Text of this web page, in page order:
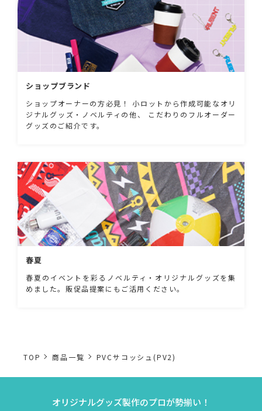
ショップブランド
ショップオーナーの方必見！ 小ロットから作成可能なオリ
ジナルグッズ・ノベルティの他、 こだわりのフルオーダー
グッズのご紹介です。
春夏
春夏のイベントを彩るノベルティ・オリジナルグッズを集
めました。販促品提案にもご活用ください。
TOP 商品一覧 PVCサコッシュ(PV2)
オリジナルグッズ製作のプロが勢揃い！